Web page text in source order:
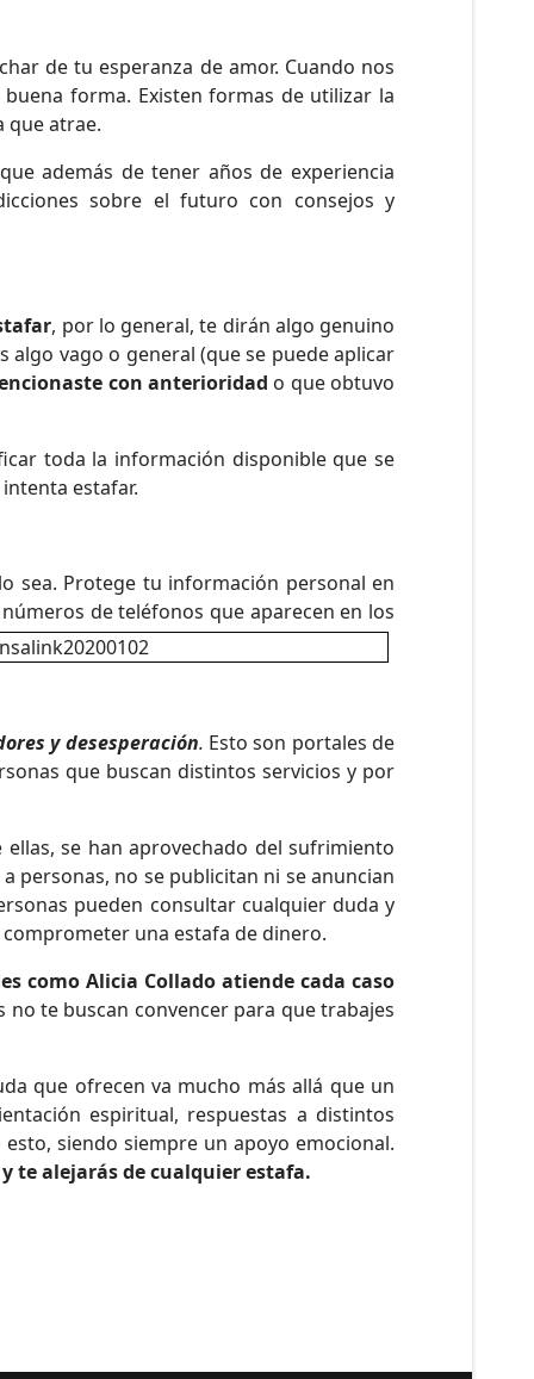
de tu esperanza de amor. Cuando nos
forma. Existen formas de utilizar la
que atrae.
además de tener años de experiencia
sobre el futuro con consejos y
, por lo general, te dirán algo genuino
vago o general (que se puede aplicar
con anterioridad o que obtuvo
toda la información disponible que se
estafar.
sea. Protege tu información personal en
de teléfonos que aparecen en los
y desesperación. Esto son portales de
que buscan distintos servicios y por
se han aprovechado del sufrimiento
personas, no se publicitan ni se anuncian
pueden consultar cualquier duda y
una estafa de dinero.
como Alicia Collado atiende cada caso
te buscan convencer para que trabajes
que ofrecen va mucho más allá que un
espiritual, respuestas a distintos
siendo siempre un apoyo emocional.
te alejarás de cualquier estafa.